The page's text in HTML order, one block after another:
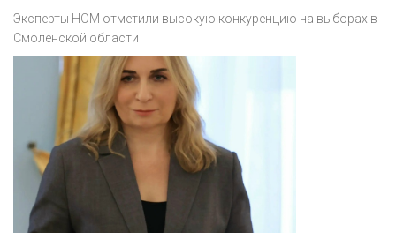
Эксперты НОМ отметили высокую конкуренцию на выборах в
Смоленской области